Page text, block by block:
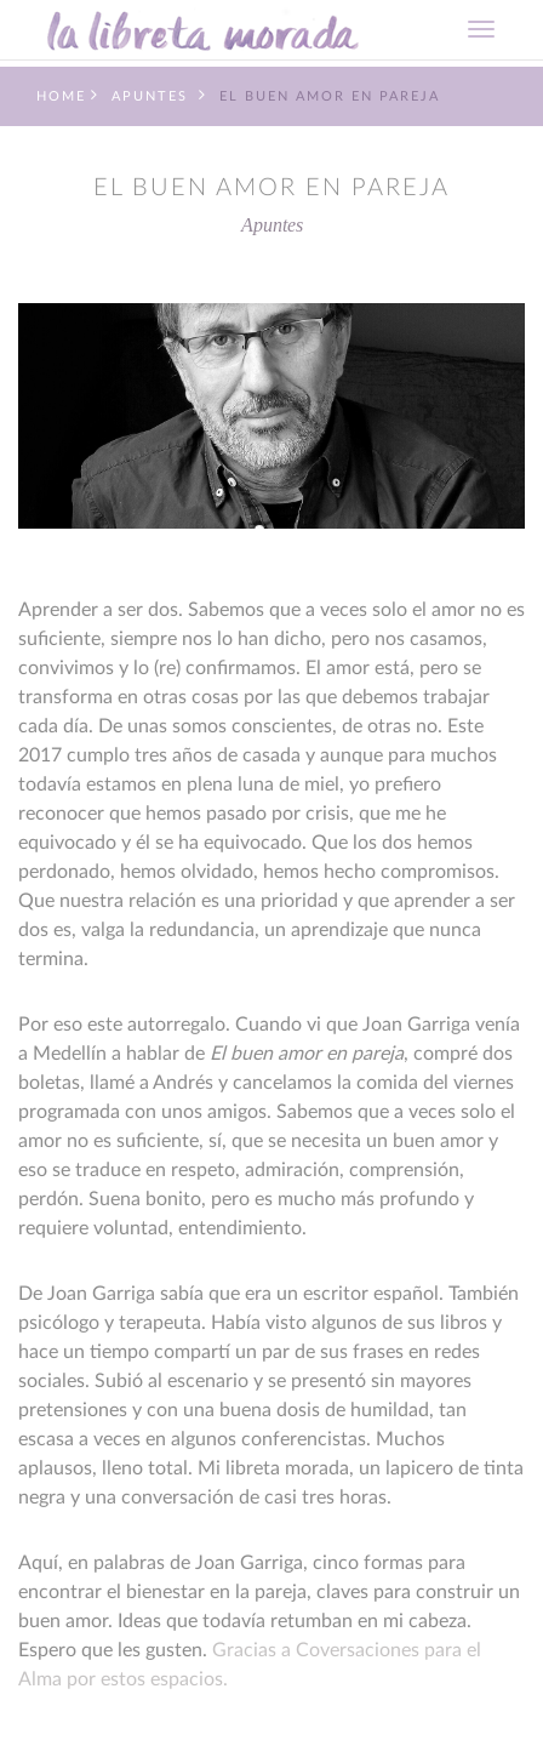
HOME APUNTES EL BUEN AMOR EN PAREJA
EL BUEN AMOR EN PAREJA
Apuntes
Aprender a ser dos. Sabemos que a veces solo el amor no es
suficiente, siempre nos lo han dicho, pero nos casamos,
convivimos y lo (re) confirmamos. El amor está, pero se
transforma en otras cosas por las que debemos trabajar
cada día. De unas somos conscientes, de otras no. Este
2017 cumplo tres años de casada y aunque para muchos
todavía estamos en plena luna de miel, yo prefiero
reconocer que hemos pasado por crisis, que me he
equivocado y él se ha equivocado. Que los dos hemos
perdonado, hemos olvidado, hemos hecho compromisos.
Que nuestra relación es una prioridad y que aprender a ser
dos es, valga la redundancia, un aprendizaje que nunca
termina.
Por eso este autorregalo. Cuando vi que Joan Garriga venía
a Medellín a hablar de El buen amor en pareja, compré dos
boletas, llamé a Andrés y cancelamos la comida del viernes
programada con unos amigos. Sabemos que a veces solo el
amor no es suficiente, sí, que se necesita un buen amor y
eso se traduce en respeto, admiración, comprensión,
perdón. Suena bonito, pero es mucho más profundo y
requiere voluntad, entendimiento.
De Joan Garriga sabía que era un escritor español. También
psicólogo y terapeuta. Había visto algunos de sus libros y
hace un tiempo compartí un par de sus frases en redes
sociales. Subió al escenario y se presentó sin mayores
pretensiones y con una buena dosis de humildad, tan
escasa a veces en algunos conferencistas. Muchos
aplausos, lleno total. Mi libreta morada, un lapicero de tinta
negra y una conversación de casi tres horas.
Aquí, en palabras de Joan Garriga, cinco formas para
encontrar el bienestar en la pareja, claves para construir un
buen amor. Ideas que todavía retumban en mi cabeza.
Espero que les gusten. Gracias a Coversaciones para el
Alma por estos espacios.